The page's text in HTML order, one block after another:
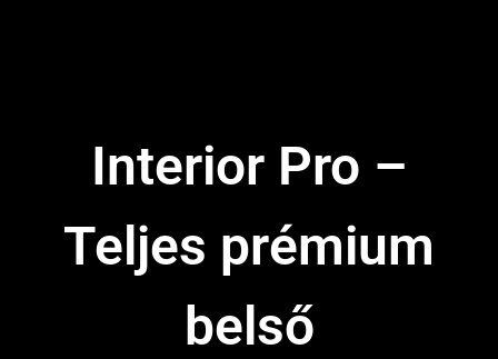
Ajándékutalvány
Árajánlatkérés
Interior Pro –
Teljes prémium
belső